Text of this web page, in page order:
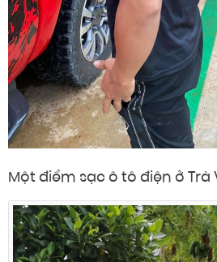
Một điểm sạc ô tô điện ở Trà